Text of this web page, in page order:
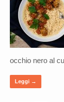
occhio nero al
Leggi →